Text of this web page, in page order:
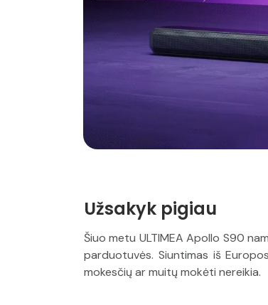
Užsakyk pigiau
Šiuo metu ULTIMEA Apollo S90
parduotuvės. Siuntimas iš
mokesčių ar muitų mokėti nereikia.